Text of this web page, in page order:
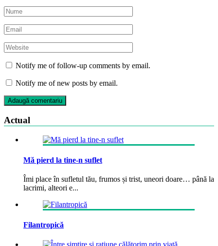
Notify me of follow-up comments by email.
Notify me of new posts by email.
Actual
Mă pierd la tine-n suflet
Îmi place în sufletul tău, frumos și trist, uneori doare… până la
lacrimi, alteori e...
Filantropică